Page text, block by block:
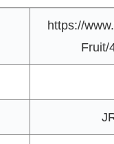
https://
Fruit/